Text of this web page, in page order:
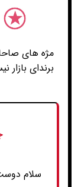
مژه های
برندای
سلام